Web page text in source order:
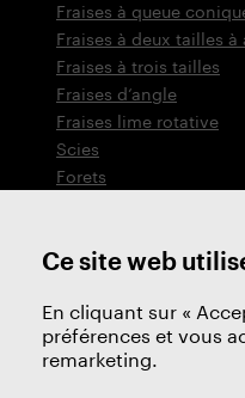
Fraises à queue
Fraises à deux tailles
Fraises à trois tailles
Fraises d‘angle
Fraises lime rotative
Scies
Forets
Ce site web
En cliquant sur «
préférences et vous
remarketing.